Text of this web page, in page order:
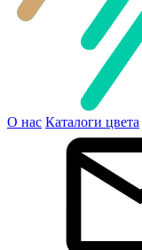
О нас Каталоги цвета